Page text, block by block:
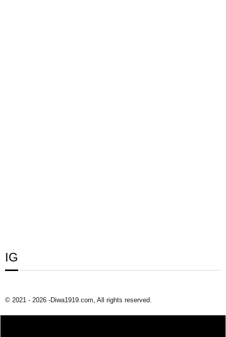
IG
© 2021 - 2026 -Diwa1919.com, All rights reserved.